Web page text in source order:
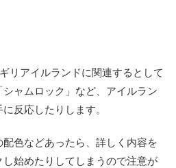
リアイルランドに関連するとして
ャムロック」など、アイルラン
反応したりします。
色などあったら、詳しく内容を
始めたりしてしまうので注意が